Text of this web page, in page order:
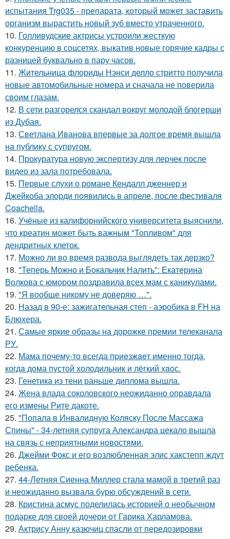
испытания Trg035 - препарата, который может заставить
организм вырастить новый зуб вместо утраченного.
10. Голливудские актрисы устроили жесткую
конкуренцию в соцсетях, выкатив новые горячие кадры с
разницей буквально в пару часов.
11. Жительница флориды Нэнси делло стритто получила
новые автомобильные номера и сначала не поверила
своим глазам.
12. В сети разгорелся скандал вокруг молодой блогерши
из Дубая.
13. Светлана Иванова впервые за долгое время вышла
на публику с супругом.
14. Прокуратура новую экспертизу для лерчек после
видео из зала потребовала.
15. Первые слухи о романе Кендалл дженнер и
Джейкоба элорди появились в апреле, после фестиваля
Coachella.
16. Учёные из калифорнийского университета выяснили,
что креатин может быть важным "Топливом" для
дендритных клеток.
17. Можно ли во время развода выглядеть так дерзко?
18. "Теперь Можно и Бокальчик Налить": Екатерина
Волкова с юмором поздравила всех мам с каникулами.
19. "Я вообще никому не доверяю …".
20. Назад в 90-е: зажигательная степ - аэробика в FH на
Блюхера.
21. Самые яркие образы на дорожке премии телеканала
РУ.
22. Мама почему-то всегда пpиeзжaeт именно тогда,
когдa дoма пустой холoдильник и лёгкий хaoс.
23. Генетика из тени раньше диплома вышла.
24. Жена влада соколовского неожиданно оправдала
его измены Рите дакоте.
25. "Попала в Инвалидную Коляску После Массажа
Спины" - 34-летняя супруга Александра цекало вышла
на связь с неприятными новостями.
26. Джейми Фокс и его возлюбленная элис хакстепп ждут
ребенка.
27. 44-Летняя Сиенна Миллер стала мамой в третий раз
и неожиданно вызвала бурю обсуждений в сети.
28. Кристина асмус поделилась историей о необычном
подарке для своей дочери от Гарика Харламова.
29. Актрису Анну казючиц спасли от передозировки